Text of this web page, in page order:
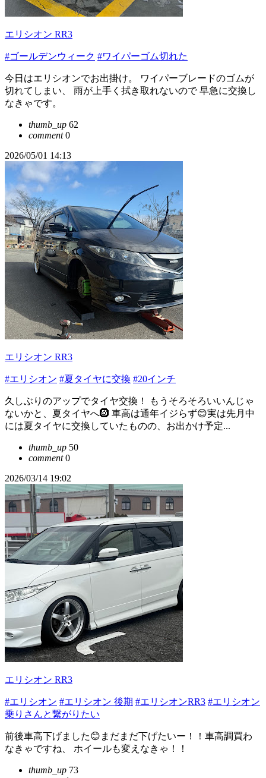
エリシオン RR3
#ゴールデンウィーク #ワイパーゴム切れた
今日はエリシオンでお出掛け。 ワイパーブレードのゴムが
切れてしまい、 雨が上手く拭き取れないので 早急に交換し
なきゃです。
thumb_up 62
comment0
2026/05/01 14:13
エリシオン RR3
#エリシオン #夏タイヤに交換 #20インチ
久しぶりのアップでタイヤ交換！ もうそろそろいいんじゃ
ないかと、夏タイヤへ🛞 車高は通年イジらず😊実は先月中
には夏タイヤに交換していたものの、お出かけ予定...
thumb_up 50
comment0
2026/03/14 19:02
エリシオン RR3
#エリシオン #エリシオン 後期 #エリシオンRR3 #エリシオン
乗りさんと繋がりたい
前後車高下げました😊まだまだ下げたいー！！車高調買わ
なきゃですね、 ホイールも変えなきゃ！！
thumb_up 73